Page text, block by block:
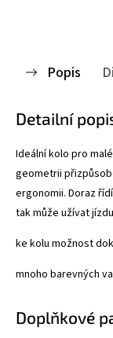
Popis
Detailní
Ideální kolo pro
geometrii
ergonomii. Doraz
tak může užívat
ke kolu možnost
mnoho barevných
Doplňkové